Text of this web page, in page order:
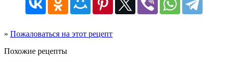
» Пожаловаться на этот рецепт
Похожие рецепты